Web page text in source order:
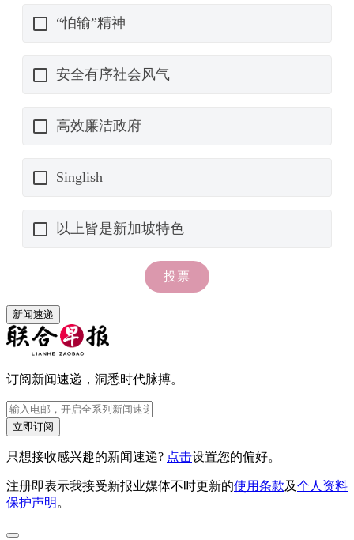
新闻速递
订阅新闻速递，洞悉时代脉搏。
立即订阅
只想接收感兴趣的新闻速递? 点击设置您的偏好。
注册即表示我接受新报业媒体不时更新的使用条款及个人资料
保护声明 。